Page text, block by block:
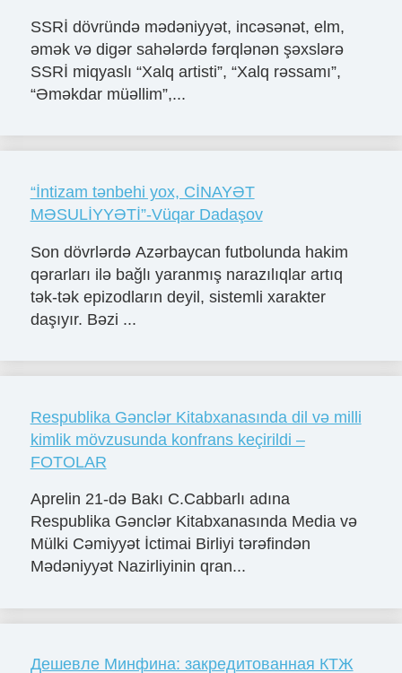
SSRİ dövründə mədəniyyət, incəsənət, elm,
əmək və digər sahələrdə fərqlənən şəxslərə
SSRİ miqyaslı “Xalq artisti”, “Xalq rəssamı”,
“Əməkdar müəllim”,...
“İntizam tənbehi yox, CİNAYƏT
MƏSULİYYƏTİ”-Vüqar Dadaşov
Son dövrlərdə Azərbaycan futbolunda hakim
qərarları ilə bağlı yaranmış narazılıqlar artıq
tək-tək epizodların deyil, sistemli xarakter
daşıyır. Bəzi ...
Respublika Gənclər Kitabxanasında dil və milli
kimlik mövzusunda konfrans keçirildi –
FOTOLAR
Aprelin 21-də Bakı C.Cabbarlı adına
Respublika Gənclər Kitabxanasında Media və
Mülki Cəmiyyət İctimai Birliyi tərəfindən
Mədəniyyət Nazirliyinin qran...
Дешевле Минфина: закредитованная КТЖ